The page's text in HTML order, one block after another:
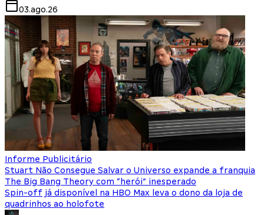
03.ago.26
Informe Publicitário
Stuart Não Consegue Salvar o Universo expande a franquia
The Big Bang Theory com “herói” inesperado
Spin-off já disponível na HBO Max leva o dono da loja de
quadrinhos ao holofote